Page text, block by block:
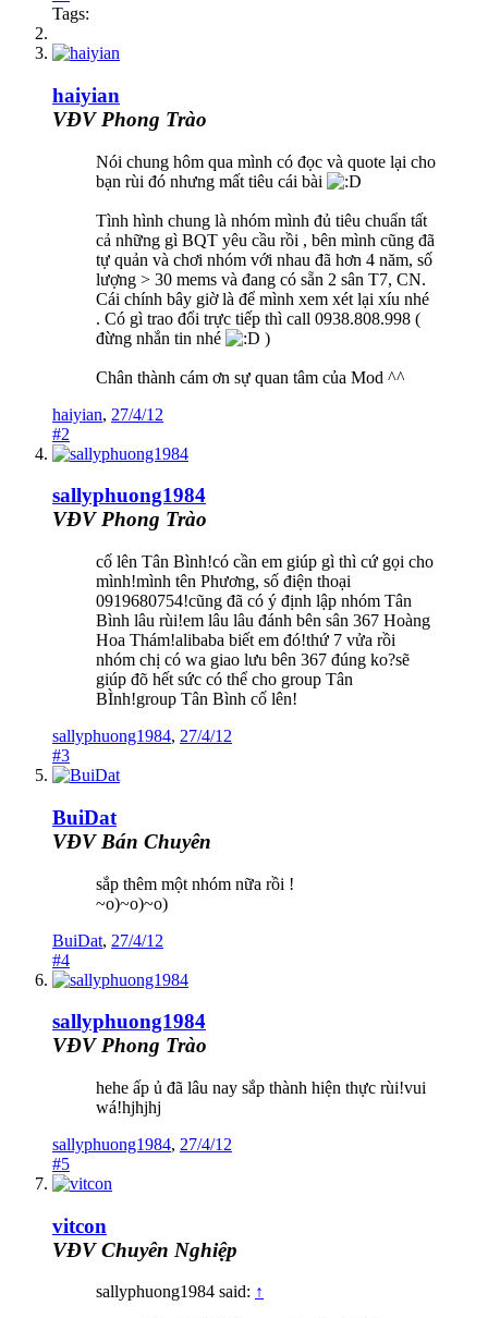
Tags:
haiyian
VĐV Phong Trào
Nói chung hôm qua mình có đọc và quote lại cho
bạn rùi đó nhưng mất tiêu cái bài
Tình hình chung là nhóm mình đủ tiêu chuẩn tất
cả những gì BQT yêu cầu rồi , bên mình cũng đã
tự quản và chơi nhóm với nhau đã hơn 4 năm, số
lượng > 30 mems và đang có sẵn 2 sân T7, CN.
Cái chính bây giờ là để mình xem xét lại xíu nhé
. Có gì trao đổi trực tiếp thì call 0938.808.998 (
đừng nhắn tin nhé
)
Chân thành cám ơn sự quan tâm của Mod ^^
haiyian, 27/4/12
#2
sallyphuong1984
VĐV Phong Trào
cố lên Tân Bình!có cần em giúp gì thì cứ gọi cho
mình!mình tên Phương, số điện thoại
0919680754!cũng đã có ý định lập nhóm Tân
Bình lâu rùi!em lâu lâu đánh bên sân 367 Hoàng
Hoa Thám!alibaba biết em đó!thứ 7 vửa rồi
nhóm chị có wa giao lưu bên 367 đúng ko?sẽ
giúp đõ hết sức có thể cho group Tân
BÌnh!group Tân Bình cố lên!
sallyphuong1984, 27/4/12
#3
BuiDat
VĐV Bán Chuyên
sắp thêm một nhóm nữa rồi !
~o)~o)~o)
BuiDat, 27/4/12
#4
sallyphuong1984
VĐV Phong Trào
hehe ấp ủ đã lâu nay sắp thành hiện thực rùi!vui
wá!hjhjhj
sallyphuong1984, 27/4/12
#5
vitcon
VĐV Chuyên Nghiệp
sallyphuong1984 said: ↑